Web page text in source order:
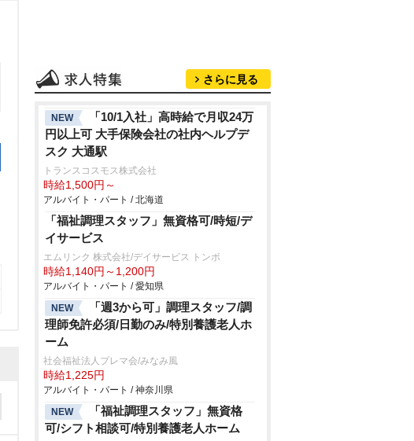
さらに見る
NEW
「10/1入社」高時給で月収24万
円以上可 大手保険会社の社内ヘルプデ
スク 大通駅
トランスコスモス株式会社
時給1,500円～
アルバイト・パート / 北海道
「福祉調理スタッフ」無資格可/時短/デ
イサービス
エムリンク 株式会社/デイサービス トンボ
時給1,140円～1,200円
アルバイト・パート / 愛知県
NEW
「週3から可」調理スタッフ/調
理師免許必須/日勤のみ/特別養護老人ホ
ーム
社会福祉法人プレマ会/みなみ風
時給1,225円
アルバイト・パート / 神奈川県
NEW
「福祉調理スタッフ」無資格
可/シフト相談可/特別養護老人ホーム